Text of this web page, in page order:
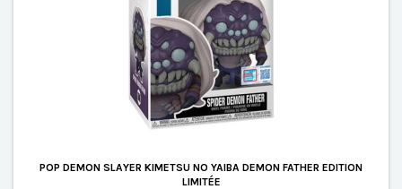
POP DEMON SLAYER KIMETSU NO YAIBA DEMON FATHER EDITION
LIMITÉE